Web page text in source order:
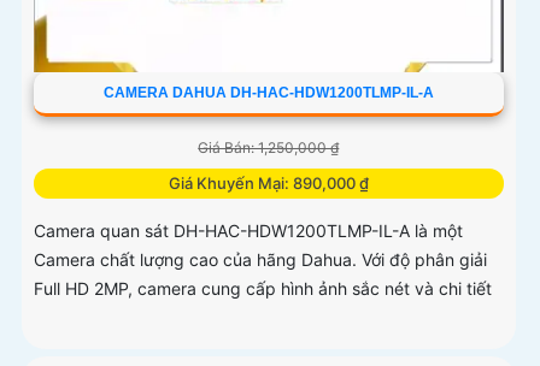
CAMERA DAHUA DH-HAC-HDW1200TLMP-IL-A
Giá Bán: 1,250,000 ₫
Giá Khuyến Mại: 890,000 ₫
Camera quan sát DH-HAC-HDW1200TLMP-IL-A là một
Camera chất lượng cao của hãng Dahua. Với độ phân giải
Full HD 2MP, camera cung cấp hình ảnh sắc nét và chi tiết